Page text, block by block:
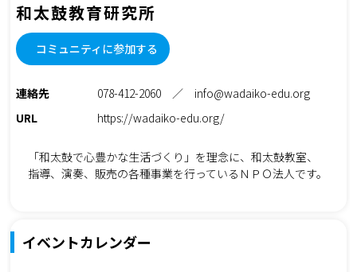
和太鼓教育研究所
コミュニティに参加する
連絡先
078-412-2060 ／ info@wadaiko-edu.org
URL
https://wadaiko-edu.org/
「和太鼓で心豊かな生活づくり」を理念に、和太鼓教室、
指導、演奏、販売の各種事業を行っているＮＰＯ法人です。
イベントカレンダー